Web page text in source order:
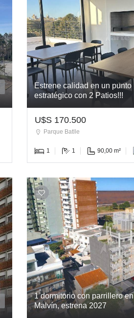
Estrene calidad en un punto
estratégico con 2 Patios!!!
U$S 170.500
Parque Batlle
1 1 90,00 m²
1 dormitorio con parrillero en
Malvín, estrena 2027